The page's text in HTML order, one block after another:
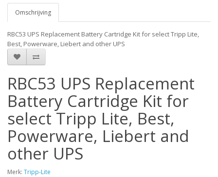
Omschrijving
RBC53 UPS Replacement Battery Cartridge Kit for select Tripp Lite,
Best, Powerware, Liebert and other UPS
RBC53 UPS Replacement
Battery Cartridge Kit for
select Tripp Lite, Best,
Powerware, Liebert and
other UPS
Merk: Tripp-Lite